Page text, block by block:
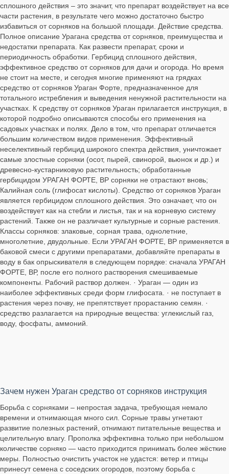
сплошного действия – это значит, что препарат воздействует на все
части растения, в результате чего можно достаточно быстро
избавиться от сорняков на большой площади. Действие средства.
Полное описание Урагана средства от сорняков, преимущества и
недостатки препарата. Как развести препарат, сроки и
периодичность обработки. Гербицид сплошного действия,
эффективное средство от сорняков для дачи и огорода. Но время
не стоит на месте, и сегодня многие применяют на грядках
средство от сорняков Ураган Форте, предназначенное для
тотального истребления и выведения ненужной растительности на
участках. К средству от сорняков Ураган прилагается инструкция, в
которой подробно описываются способы его применения на
садовых участках и полях. Дело в том, что препарат отличается
большим количеством видов применения. Эффективный
неселективный гербицид широкого спектра действия, уничтожает
самые злостные сорняки (осот, пырей, свинорой, вьюнок и др.) и
древесно-кустарниковую растительность; обработанные
гербицидом УРАГАН ФОРТЕ, ВР сорняки не отрастают вновь;
Калийная соль (глифосат кислоты). Средство от сорняков Ураган
является гербицидом сплошного действия. Это означает, что он
воздействует как на стебли и листья, так и на корневую систему
растений. Также он не различает культурные и сорные растения.
Классы сорняков: злаковые, сорная трава, однолетние,
многолетние, двудольные. Если УРАГАН ФОРТЕ, ВР применяется в
баковой смеси с другими препаратами, добавляйте препараты в
воду в бак опрыскивателя в следующем порядке: сначала УРАГАН
ФОРТЕ, ВР, после его полного растворения смешиваемые
компоненты. Рабочий раствор должен. · Ураган — один из
наиболее эффективных среди форм глифосата. · не поступает в
растения через почву, не препятствует прорастанию семян. ·
средство разлагается на природные вещества: углекислый газ,
воду, фосфаты, аммоний.
Зачем нужен Ураган средство от сорняков инструкция
Борьба с сорняками – непростая задача, требующая немало
времени и отнимающая много сил. Сорные травы угнетают
развитие полезных растений, отнимают питательные вещества и
целительную влагу. Прополка эффективна только при небольшом
количестве сорняко — часто приходится принимать более жёсткие
меры. Полностью очистить участок не удастся: ветер и птицы
принесут семена с соседских огородов, поэтому борьба с